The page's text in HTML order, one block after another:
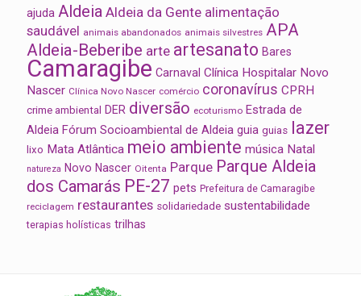
ajuda Aldeia Aldeia da Gente alimentação
saudável animais abandonados animais silvestres APA
Aldeia-Beberibe arte artesanato Bares
Camaragibe Carnaval Clínica Hospitalar Novo
Nascer Clínica Novo Nascer comércio coronavírus CPRH
crime ambiental DER diversão ecoturismo Estrada de
Aldeia Fórum Socioambiental de Aldeia guia guias lazer
lixo Mata Atlântica meio ambiente música Natal
natureza Novo Nascer Oitenta Parque Parque Aldeia
dos Camarás PE-27 pets Prefeitura de Camaragibe
reciclagem restaurantes solidariedade sustentabilidade
terapias holísticas trilhas